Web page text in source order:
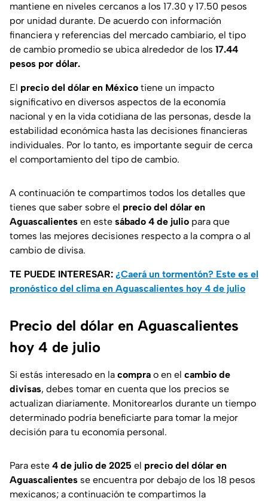
mantiene en niveles cercanos a los 17.30 y 17.50 pesos
por unidad durante. De acuerdo con información
financiera y referencias del mercado cambiario, el tipo
de cambio promedio se ubica alrededor de los 17.44
pesos por dólar.
El precio del dólar en México tiene un impacto
significativo en diversos aspectos de la economía
nacional y en la vida cotidiana de las personas, desde la
estabilidad económica hasta las decisiones financieras
individuales. Por lo tanto, es importante seguir de cerca
el comportamiento del tipo de cambio.
A continuación te compartimos todos los detalles que
tienes que saber sobre el precio del dólar en
Aguascalientes en este sábado 4 de julio para que
tomes las mejores decisiones respecto a la compra o al
cambio de divisa.
TE PUEDE INTERESAR: ¿Caerá un tormentón? Este es el
pronóstico del clima en Aguascalientes hoy 4 de julio
Precio del dólar en Aguascalientes
hoy 4 de julio
Si estás interesado en la compra o en el cambio de
divisas, debes tomar en cuenta que los precios se
actualizan diariamente. Monitorearlos durante un tiempo
determinado podría beneficiarte para tomar la mejor
decisión para tu economía personal.
Para este 4 de julio de 2025 el precio del dólar en
Aguascalientes se encuentra por debajo de los 18 pesos
mexicanos; a continuación te compartimos la